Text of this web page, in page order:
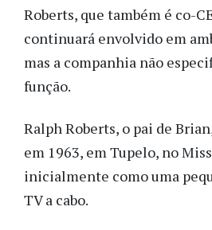
Roberts, que também é co-
continuará envolvido em
mas a companhia não
função.
Ralph Roberts, o pai de
em 1963, em Tupelo, no
inicialmente como uma
TV a cabo.